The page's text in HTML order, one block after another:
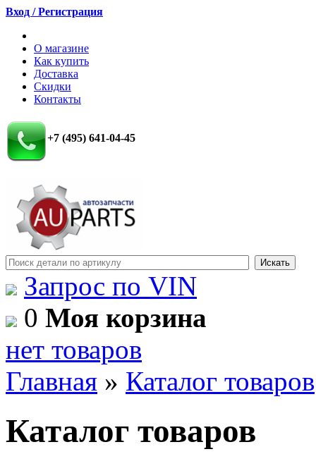
Вход / Регистрация
О магазине
Как купить
Доставка
Скидки
Контакты
+7 (495) 641-04-45
Запрос по VIN
0 Моя корзина
нет товаров
Главная » Каталог товаров
Каталог товаров